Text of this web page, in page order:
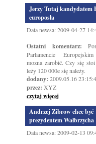
Jerzy Tutaj kandydatem
europosła
Data newsa: 2009-04-27
Ostatni komentarz:
Parlamencie
mozna zarobić. Czy się
leży 120 000e się należy.
dodany: 2009.05.16
przez: XYZ
czytaj więcej
Andrzej Zibrow chce być
prezydentem Wałbrzycha
Data newsa: 2009-02-13